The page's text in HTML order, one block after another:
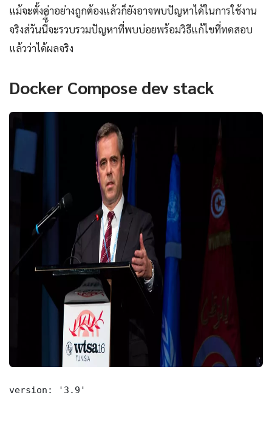
แม้จะตั้งค่าอย่างถูกต้องแล้วก็ยังอาจพบปัญหาได้ในการใช้งาน
จริงส่วันนี้ี้จะรวบรวมปัญหาที่พบบ่อยพร้อมวิธีแก้ไขที่ทดสอบ
แล้วว่าได้ผลจริง
Docker Compose dev stack
version: '3.9'